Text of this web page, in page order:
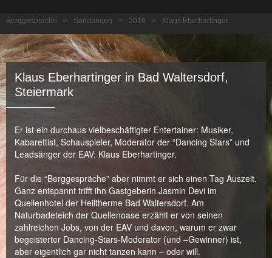
Berggespräche > Sendungen > 2016 > Klaus Eberhartinger
Klaus Eberhartinger in Bad Waltersdorf,
Steiermark
Er ist ein durchaus vielbeschäftigter Entertainer: Musiker,
Kabarettist, Schauspieler, Moderator der “Dancing Stars” und
Leadsänger der EAV: Klaus Eberhartinger.
Für die “Berggespräche” aber nimmt er sich einen Tag Auszeit.
Ganz entspannt trifft ihn Gastgeberin Jasmin Devi im
Quellenhotel der Heiltherme Bad Waltersdorf. Am
Naturbadeteich der Quellenoase erzählt er von seinen
zahlreichen Jobs, von der EAV und davon, warum er zwar
begeisterter Dancing-Stars-Moderator (und –Gewinner) ist,
aber eigentlich gar nicht tanzen kann – oder will.